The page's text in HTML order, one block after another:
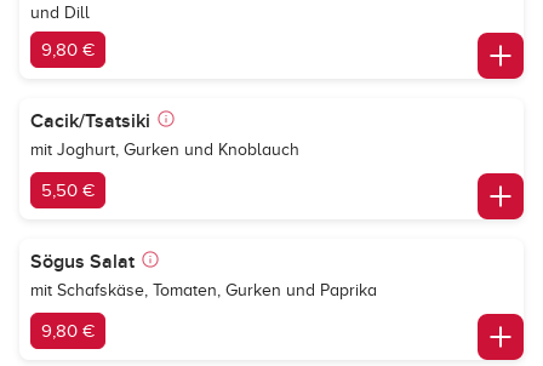
und Dill
9,80 €
Cacik/Tsatsiki
mit Joghurt, Gurken und Knoblauch
5,50 €
Sögus Salat
mit Schafskäse, Tomaten, Gurken und Paprika
9,80 €